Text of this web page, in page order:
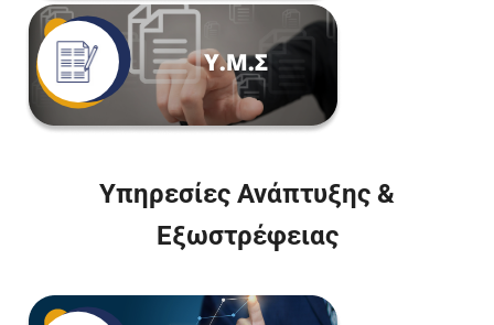
Υπηρεσίες Ανάπτυξης &
Εξωστρέφειας